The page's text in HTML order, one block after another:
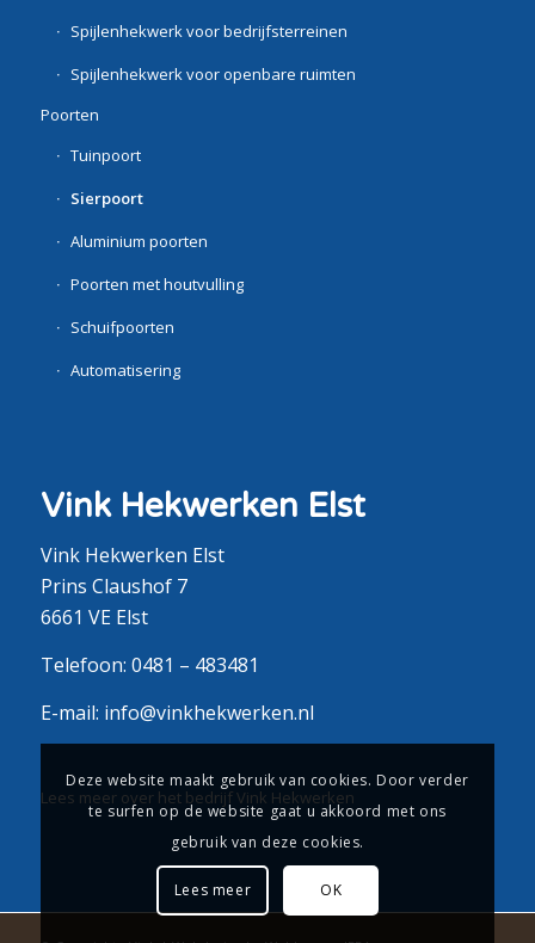
Spijlenhekwerk voor bedrijfsterreinen
Spijlenhekwerk voor openbare ruimten
Poorten
Tuinpoort
Sierpoort
Aluminium poorten
Poorten met houtvulling
Schuifpoorten
Automatisering
Vink Hekwerken Elst
Vink Hekwerken Elst
Prins Claushof 7
6661 VE Elst
Telefoon: 0481 – 483481
E-mail: info@vinkhekwerken.nl
Lees meer over het bedrijf Vink Hekwerken
Deze website maakt gebruik van cookies. Door verder
te surfen op de website gaat u akkoord met ons
gebruik van deze cookies.
Lees meer OK